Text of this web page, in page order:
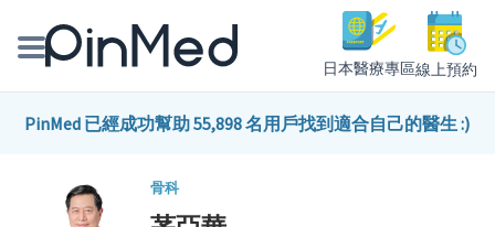
日本醫療專區線上預約
線上預約醫師、院所
PinMed 已經成功幫助 55,898 名用戶找到適合自己的醫生 :)
骨科